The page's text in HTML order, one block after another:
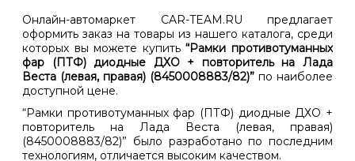
Онлайн-автомаркет CAR-TEAM.RU предлагает
оформить заказ на товары из нашего каталога, среди
которых вы можете купить“Рамки противотуманных
фар (ПТФ) диодные ДХО + повторитель на Лада
Веста (левая, правая) (8450008883/82)” по наиболее
доступной цене.
“Рамки противотуманных фар (ПТФ) диодные ДХО +
повторитель на Лада Веста (левая, правая)
(8450008883/82)” было разработано по последним
технологиям, отличается высоким качеством.